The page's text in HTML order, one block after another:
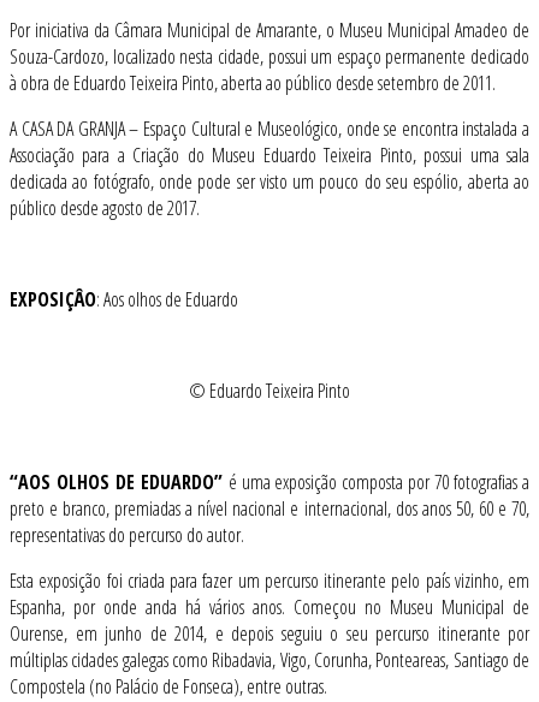
Por iniciativa da Câmara Municipal de Amarante, o Museu Municipal Amadeo de
Souza-Cardozo, localizado nesta cidade, possui um espaço permanente dedicado
à obra de Eduardo Teixeira Pinto, aberta ao público desde setembro de 2011.
A CASA DA GRANJA – Espaço Cultural e Museológico, onde se encontra instalada a
Associação para a Criação do Museu Eduardo Teixeira Pinto, possui uma sala
dedicada ao fotógrafo, onde pode ser visto um pouco do seu espólio, aberta ao
público desde agosto de 2017.
EXPOSIÇÂO: Aos olhos de Eduardo
© Eduardo Teixeira Pinto
“AOS OLHOS DE EDUARDO” é uma exposição composta por 70 fotografias a
preto e branco, premiadas a nível nacional e internacional, dos anos 50, 60 e 70,
representativas do percurso do autor.
Esta exposição foi criada para fazer um percurso itinerante pelo país vizinho, em
Espanha, por onde anda há vários anos. Começou no Museu Municipal de
Ourense, em junho de 2014, e depois seguiu o seu percurso itinerante por
múltiplas cidades galegas como Ribadavia, Vigo, Corunha, Ponteareas, Santiago de
Compostela (no Palácio de Fonseca), entre outras.